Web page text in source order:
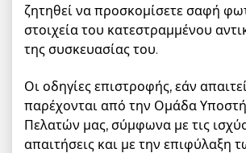
ζητηθεί να προσκομίσετε σαφή
στοιχεία του κατεστραμμένου
της συσκευασίας του.
Οι οδηγίες επιστροφής, εάν
παρέχονται από την Ομάδα
Πελατών μας, σύμφωνα με τις
απαιτήσεις και με την επιφύλαξη